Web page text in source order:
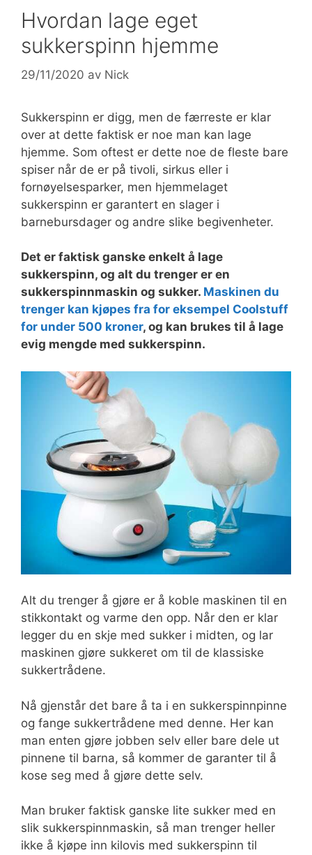
Hvordan lage eget
sukkerspinn hjemme
29/11/2020 av Nick
Sukkerspinn er digg, men de færreste er klar
over at dette faktisk er noe man kan lage
hjemme. Som oftest er dette noe de fleste bare
spiser når de er på tivoli, sirkus eller i
fornøyelsesparker, men hjemmelaget
sukkerspinn er garantert en slager i
barnebursdager og andre slike begivenheter.
Det er faktisk ganske enkelt å lage
sukkerspinn, og alt du trenger er en
sukkerspinnmaskin og sukker. Maskinen du
trenger kan kjøpes fra for eksempel Coolstuff
for under 500 kroner, og kan brukes til å lage
evig mengde med sukkerspinn.
Alt du trenger å gjøre er å koble maskinen til en
stikkontakt og varme den opp. Når den er klar
legger du en skje med sukker i midten, og lar
maskinen gjøre sukkeret om til de klassiske
sukkertrådene.
Nå gjenstår det bare å ta i en sukkerspinnpinne
og fange sukkertrådene med denne. Her kan
man enten gjøre jobben selv eller bare dele ut
pinnene til barna, så kommer de garanter til å
kose seg med å gjøre dette selv.
Man bruker faktisk ganske lite sukker med en
slik sukkerspinnmaskin, så man trenger heller
ikke å kjøpe inn kilovis med sukkerspinn til